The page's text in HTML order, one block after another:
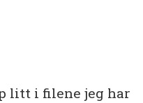
litt i filene jeg har